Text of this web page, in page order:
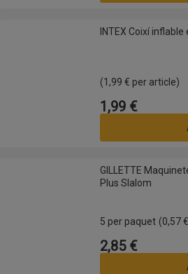
INTEX Coixí inflable ergonòmic
INTEX Coixí
(1,99 € per article)
Preu
1,99 €
GILLETTE Maquinetes afaitar d'un sol ús
GILLETTE
Plus Slalom
5 per paquet (0,57
Preu
2,85 €